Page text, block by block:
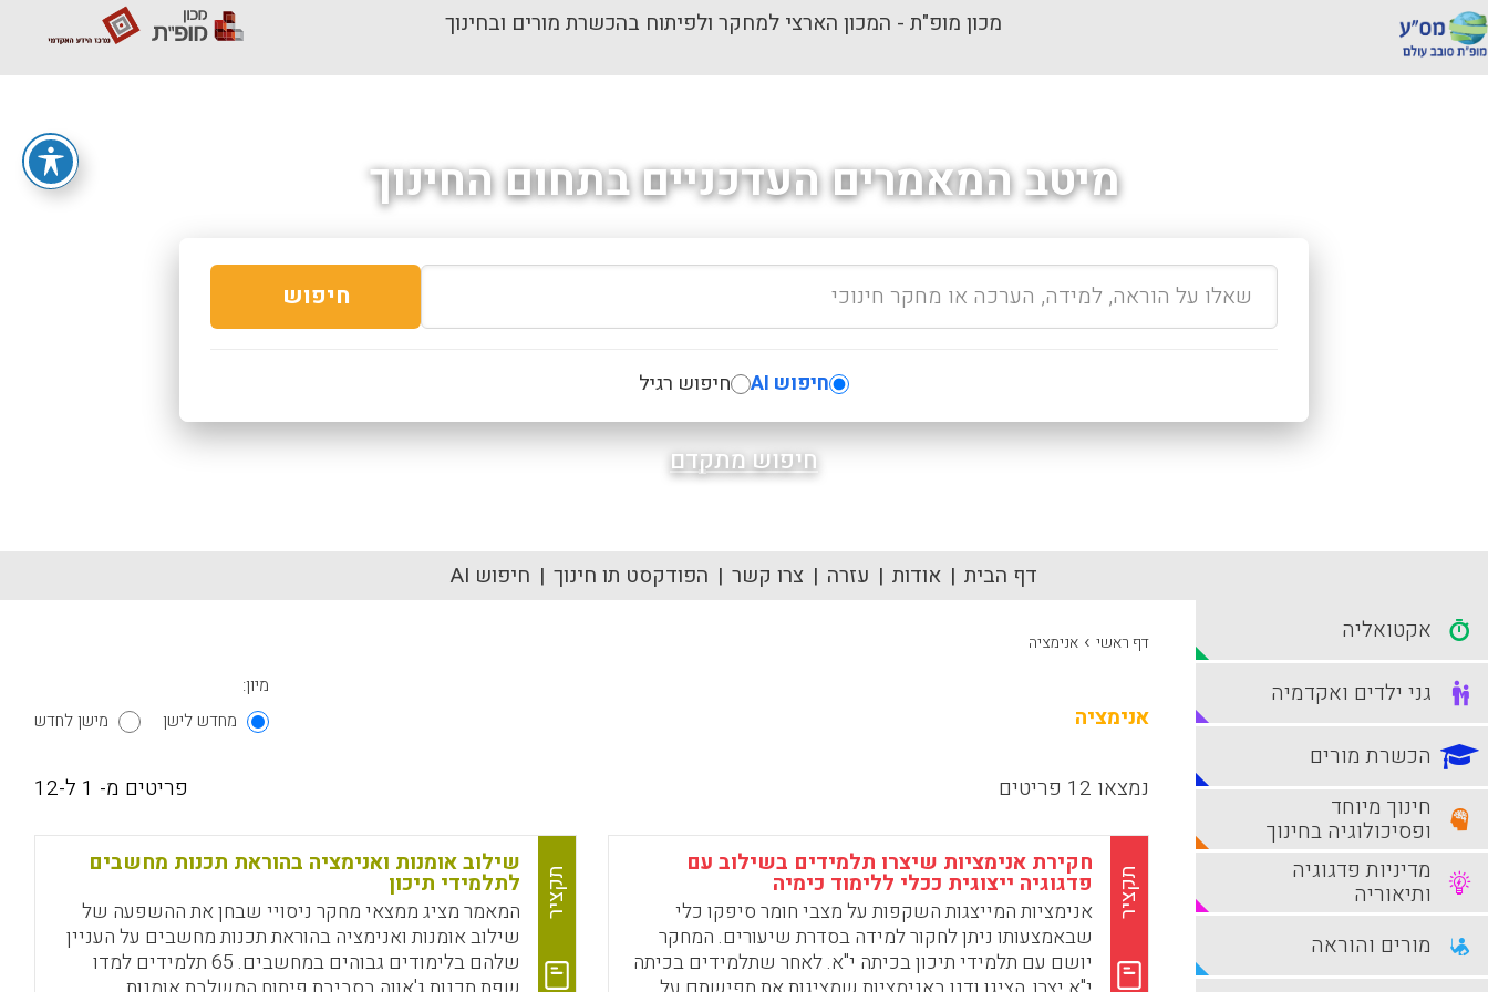
מכון מופ"ת - המכון הארצי למחקר ולפיתוח בהכשרת מורים ובחינוך
מיטב המאמרים העדכניים בתחום החינוך
חיפוש
חיפוש AI חיפוש רגיל
חיפוש מתקדם
דף הבית אודות עזרה צרו קשר הפודקסט תו חינוך חיפוש AI
דף ראשי › אנימציה
אנימציה
מיון:
מחדש לישן
מישן לחדש
נמצאו 12 פריטים פריטים מ- 1 ל-12
תקציר
חקירת אנימציות שיצרו תלמידים בשילוב עם
פדגוגיה ייצוגית ככלי ללימוד כימיה
אנימציות המייצגות השקפות על מצבי חומר סיפקו כלי
שבאמצעותו ניתן לחקור למידה בסדרת שיעורים. המחקר
יושם עם תלמידי תיכון בכיתה י"א. לאחר שתלמידים בכיתה
תקציר
שילוב אומנות ואנימציה בהוראת תכנות מחשבים
לתלמידי תיכון
המאמר מציג ממצאי מחקר ניסויי שבחן את ההשפעה של
שילוב אומנות ואנימציה בהוראת תכנות מחשבים על העניין
שלהם בלימודים גבוהים במחשבים. 65 תלמידים למדו
אקטואליה
גני ילדים ואקדמיה
הכשרת מורים
חינוך מיוחד
ופסיכולוגיה בחינוך
מדיניות פדגוגיה
ותיאוריה
מורים והוראה